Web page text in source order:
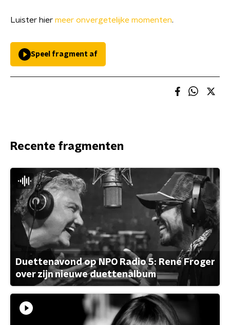
Luister hier meer onvergetelijke momenten.
Speel fragment af
Recente fragmenten
Duettenavond op NPO Radio 5: René Froger
over zijn nieuwe duettenalbum